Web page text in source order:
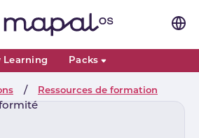
Learning Packs
Ressources de formation